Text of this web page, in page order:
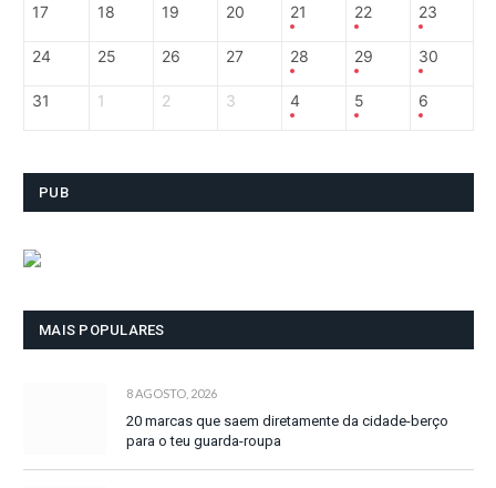
17 18 19 20 21 22 23
24 25 26 27 28 29 30
31 1 2 3 4 5 6
PUB
MAIS POPULARES
8 AGOSTO, 2026
20 marcas que saem diretamente da cidade-berço
para o teu guarda-roupa